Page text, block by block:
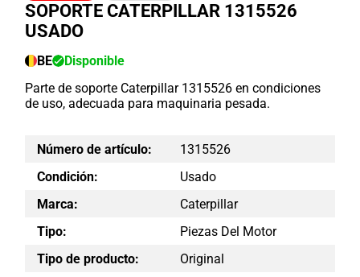
SOPORTE CATERPILLAR 1315526
USADO
BE
Disponible
Parte de soporte Caterpillar 1315526 en condiciones
de uso, adecuada para maquinaria pesada.
Número de artículo:
1315526
Condición:
Usado
Marca:
Caterpillar
Tipo:
Piezas Del Motor
Tipo de producto:
Original